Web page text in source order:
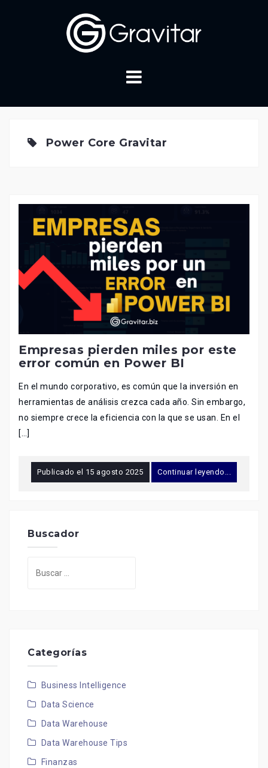
Power Core Gravitar
Empresas pierden miles por este
error común en Power BI
En el mundo corporativo, es común que la inversión en
herramientas de análisis crezca cada año. Sin embargo,
no siempre crece la eficiencia con la que se usan. En el
[…]
Publicado el 15 agosto 2025 Continuar leyendo...
Buscador
Categorías
Business Intelligence
Data Science
Data Warehouse
Data Warehouse Tips
Finanzas